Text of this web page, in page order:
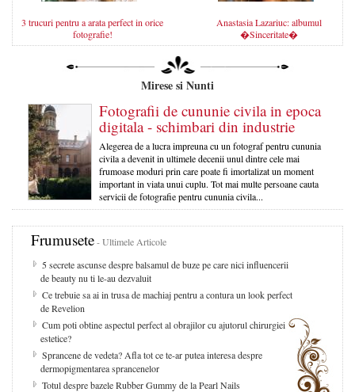
3 trucuri pentru a arata perfect in orice
fotografie!
Anastasia Lazariuc: albumul
�Sinceritate�
Mirese si Nunti
Fotografii de cununie civila in epoca
digitala - schimbari din industrie
Alegerea de a lucra impreuna cu un fotograf pentru cununia
civila a devenit in ultimele decenii unul dintre cele mai
frumoase moduri prin care poate fi imortalizat un moment
important in viata unui cuplu. Tot mai multe persoane cauta
servicii de fotografie pentru cununia civila...
Frumusete- Ultimele Articole
5 secrete ascunse despre balsamul de buze pe care nici influencerii
de beauty nu ti le-au dezvaluit
Ce trebuie sa ai in trusa de machiaj pentru a contura un look perfect
de Revelion
Cum poti obtine aspectul perfect al obrajilor cu ajutorul chirurgiei
estetice?
Sprancene de vedeta? Afla tot ce te-ar putea interesa despre
dermopigmentarea sprancenelor
Totul despre bazele Rubber Gummy de la Pearl Nails